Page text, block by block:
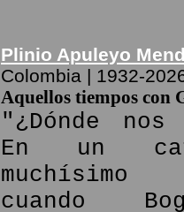
Plinio Apuleyo
Colombia | 1932-
Aquellos tiempos con
"¿Dónde nos
En un
cuando